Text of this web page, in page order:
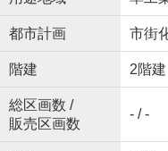
都市計画 市街
階建 2階建
総区画数 /
販売区画数
- / -